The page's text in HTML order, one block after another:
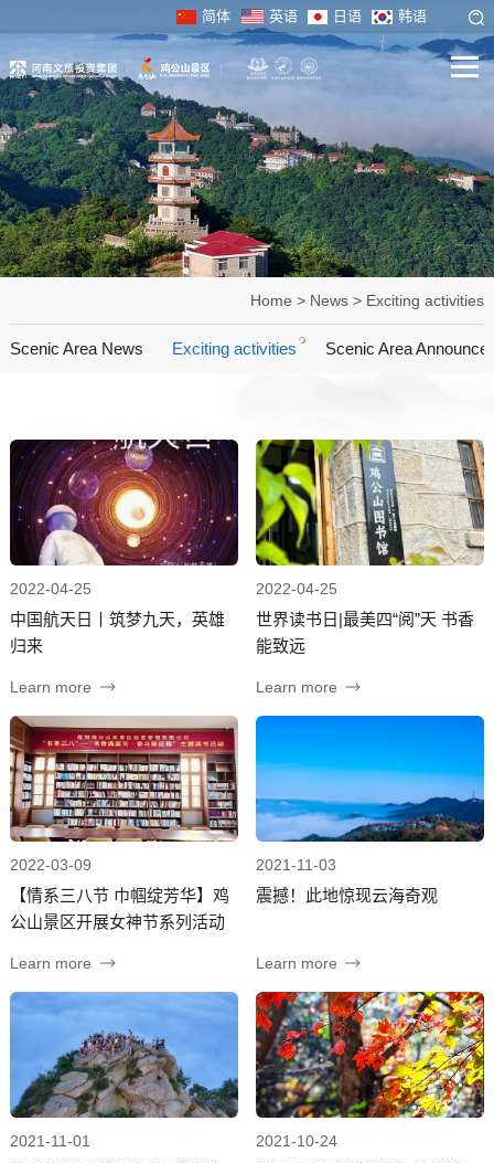
简体 英语 日语 韩语
Home > News > Exciting activities
Scenic Area News Exciting activities Scenic Area
2022-04-25
中国航天日丨筑梦九天，英雄
归来
Learn more
2022-04-25
世界读书日|最美四“阅”天 书香
能致远
Learn more
2022-03-09
【情系三八节 巾帼绽芳华】鸡
公山景区开展女神节系列活动
Learn more
2021-11-03
震撼！此地惊现云海奇观
Learn more
2021-11-01 2021-10-24